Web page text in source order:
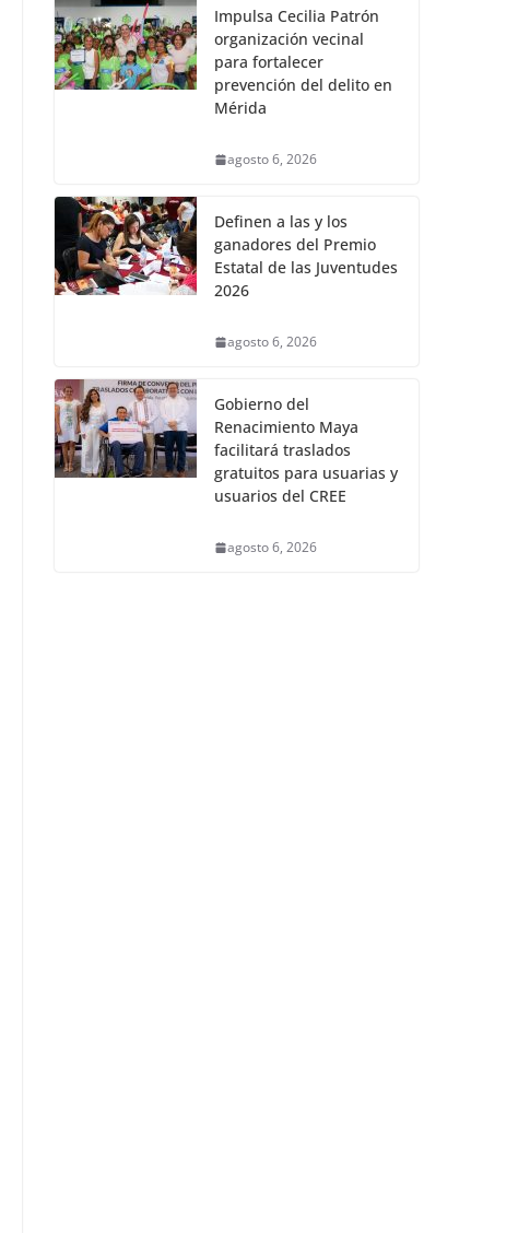
Impulsa Cecilia Patrón
organización vecinal
para fortalecer
prevención del delito en
Mérida
agosto 6, 2026
Definen a las y los
ganadores del Premio
Estatal de las Juventudes
2026
agosto 6, 2026
Gobierno del
Renacimiento Maya
facilitará traslados
gratuitos para usuarias y
usuarios del CREE
agosto 6, 2026